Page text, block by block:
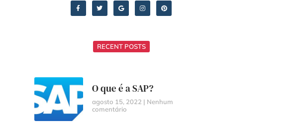
RECENT POSTS
O que é a SAP?
agosto 15, 2022
Nenhum
comentário